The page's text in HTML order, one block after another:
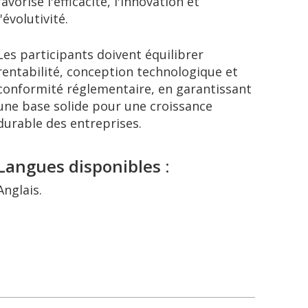
participants doivent équilibrer
conception technologique et
réglementaire, en garantissant
base solide pour une croissance
des entreprises.
disponibles :